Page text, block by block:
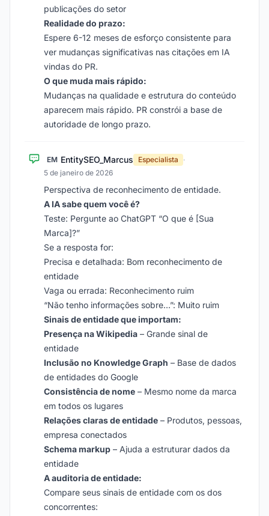
publicações do setor
Realidade do prazo:
Espere 6-12 meses de esforço consistente para
ver mudanças significativas nas citações em IA
vindas do PR.
O que muda mais rápido:
Mudanças na qualidade e estrutura do conteúdo
aparecem mais rápido. PR constrói a base de
autoridade de longo prazo.
EM EntitySEO_Marcus Especialista
·
5 de janeiro de 2026
Perspectiva de reconhecimento de entidade.
A IA sabe quem você é?
Teste: Pergunte ao ChatGPT “O que é [Sua
Marca]?”
Se a resposta for:
Precisa e detalhada: Bom reconhecimento de
entidade
Vaga ou errada: Reconhecimento ruim
“Não tenho informações sobre…”: Muito ruim
Sinais de entidade que importam:
Presença na Wikipedia – Grande sinal de
entidade
Inclusão no Knowledge Graph – Base de dados
de entidades do Google
Consistência de nome – Mesmo nome da marca
em todos os lugares
Relações claras de entidade – Produtos, pessoas,
empresa conectados
Schema markup – Ajuda a estruturar dados da
entidade
A auditoria de entidade:
Compare seus sinais de entidade com os dos
concorrentes: